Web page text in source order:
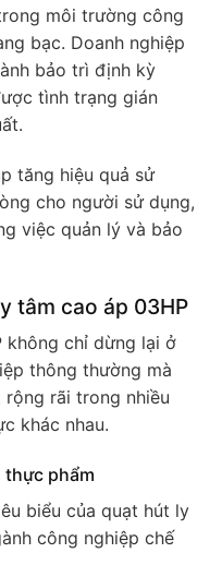
môi trường công
bạc. Doanh nghiệp
bảo trì định kỳ
tình trạng gián
tăng hiệu quả sử
cho người sử dụng,
việc quản lý và bảo
tâm cao áp 03HP
không chỉ dừng lại ở
thông thường mà
rãi trong nhiều
khác nhau.
thực phẩm
biểu của quạt hút ly
công nghiệp chế